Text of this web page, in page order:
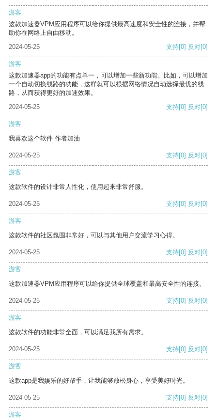
游客
这款加速器VPM应用程序可以给你提供最高速度和安全性的连接，并帮
助你在网络上自由移动。
2024-05-25
支持[0] 反对[0]
游客
这款加速器app的功能有点单一，可以增加一些新功能。比如，可以增加
一个自动切换线路的功能，这样就可以根据网络情况自动选择最优的线
路，从而获得更好的加速效果。
2024-05-25
支持[0] 反对[0]
游客
我喜欢这个软件 作者加油
2024-05-25 支持[0] 反对[0]
游客
这款软件的设计非常人性化，使用起来非常舒服。
2024-05-25 支持[0] 反对[0]
游客
这款软件的社区氛围非常好，可以与其他用户交流学习心得。
2024-05-25 支持[0] 反对[0]
游客
这款加速器VPM应用程序可以给你提供全球覆盖和最高安全性的连接。
2024-05-25 支持[0] 反对[0]
游客
这款软件的功能非常全面，可以满足我所有需求。
2024-05-25 支持[0] 反对[0]
游客
这款app是我娱乐的好帮手，让我能够放松身心，享受美好时光。
2024-05-25 支持[0] 反对[0]
游客